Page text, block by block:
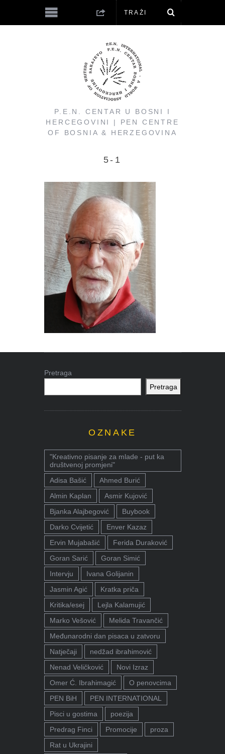
P.E.N. CENTAR U BOSNI I
HERCEGOVINI | PEN CENTRE
OF BOSNIA & HERZEGOVINA
5-1
Pretraga
Pretraga
OZNAKE
"Kreativno pisanje za mlade - put ka
društvenoj promjeni"
Adisa Bašić
Ahmed Burić
Almin Kaplan
Asmir Kujović
Bjanka Alajbegović
Buybook
Darko Cvijetić
Enver Kazaz
Ervin Mujabašić
Ferida Duraković
Goran Sarić
Goran Simić
Intervju
Ivana Golijanin
Jasmin Agić
Kratka priča
Kritika/esej
Lejla Kalamujić
Marko Vešović
Melida Travančić
Međunarodni dan pisaca u zatvoru
Natječaji
nedžad ibrahimović
Nenad Veličković
Novi Izraz
Omer Ć. Ibrahimagić
O penovcima
PEN BiH
PEN INTERNATIONAL
Pisci u gostima
poezija
Predrag Finci
Promocije
proza
Rat u Ukrajini